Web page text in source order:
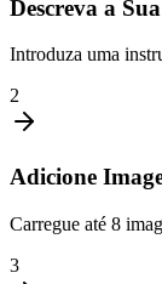
Descreva a
Introduza uma
2
Adicione
Carregue até 8
3